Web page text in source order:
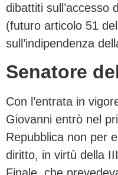
dibattiti sull’accesso
(futuro articolo 51
sull’indipendenza
Senatore
Con l’entrata in
Giovanni entrò nel
Repubblica non per
diritto, in virtù della